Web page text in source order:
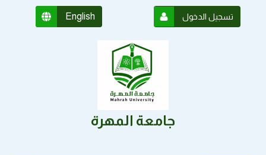
English تسجيل الدخول
جامعة المهرة